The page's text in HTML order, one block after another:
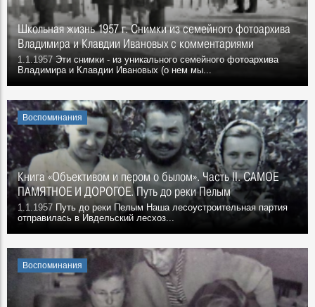
Школьная жизнь 1957 г. Снимки из семейного фотоархива
Владимира и Клавдии Ивановых с комментариями
1.1.1957 Эти снимки - из уникального семейного фотоархива
Владимира и Клавдии Ивановых (о нем мы...
Воспоминания
Книга «Объективом и пером о былом». Часть II. САМОЕ
ПАМЯТНОЕ И ДОРОГОЕ. Путь до реки Пелым
1.1.1957 Путь до реки Пелым Наша лесоустроительная партия
отправилась в Ивдельский лесхоз...
Воспоминания